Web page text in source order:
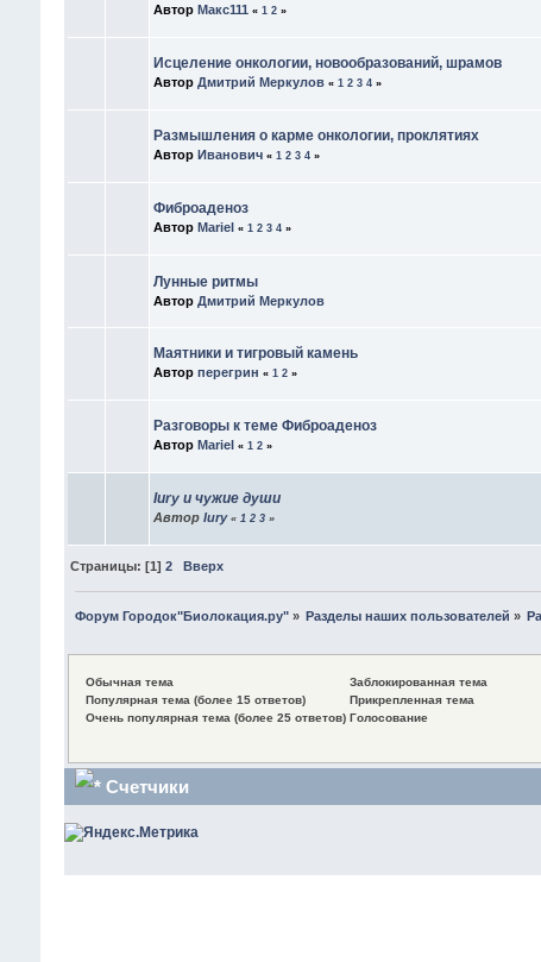
Автор Макс111 « 1 2»
Исцеление онкологии, новообразований, шрамов
Автор Дмитрий Меркулов « 1 2 3 4»
Размышления о карме онкологии, проклятиях
Автор Иванович « 1 2 3 4»
Фиброаденоз
Автор Mariel « 1 2 3 4»
Лунные ритмы
Автор Дмитрий Меркулов
Маятники и тигровый камень
Автор перегрин « 1 2»
Разговоры к теме Фиброаденоз
Автор Mariel « 1 2»
Iury и чужие души
Автор Iury « 1 2 3»
Страницы: [1] 2 Вверх
Форум Городок"Биолокация.ру"» Разделы наших пользователей »
Обычная тема
Популярная тема (более 15 ответов)
Очень популярная тема (более 25 ответов)
Заблокированная тема
Прикрепленная тема
Голосование
Счетчики